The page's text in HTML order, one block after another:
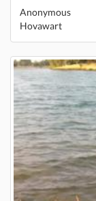
Anonymous
Hovawart